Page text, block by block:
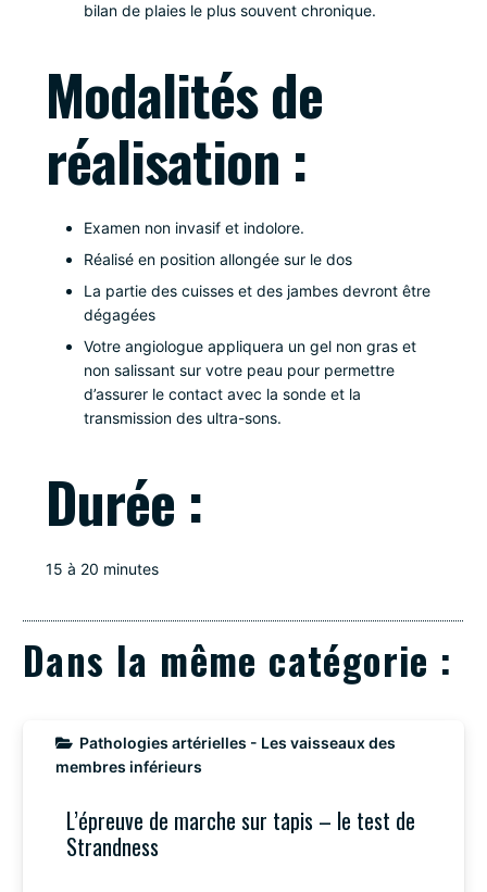
bilan de plaies le plus souvent chronique.
Modalités de
réalisation :
Examen non invasif et indolore.
Réalisé en position allongée sur le dos
La partie des cuisses et des jambes devront être
dégagées
Votre angiologue appliquera un gel non gras et
non salissant sur votre peau pour permettre
d’assurer le contact avec la sonde et la
transmission des ultra-sons.
Durée :
15 à 20 minutes
Dans la même catégorie :
Pathologies artérielles - Les vaisseaux des
membres inférieurs
L’épreuve de marche sur tapis – le test de
Strandness